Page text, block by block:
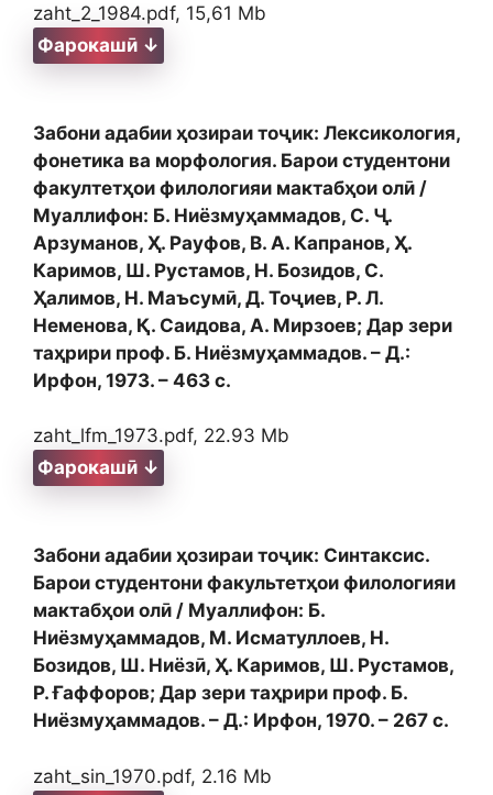
zaht_2_1984.pdf, 15,61 Mb
Фарокашӣ ↓
Забони адабии ҳозираи тоҷик: Лексикология,
фонетика ва морфология. Барои студентони
факултетҳои филологияи мактабҳои олӣ /
Муаллифон: Б. Ниёзмуҳаммадов, С. Ҷ.
Арзуманов, Ҳ. Рауфов, В. А. Капранов, Ҳ.
Каримов, Ш. Рустамов, Н. Бозидов, С.
Ҳалимов, Н. Маъсумӣ, Д. Тоҷиев, Р. Л.
Неменова, Қ. Саидова, А. Мирзоев; Дар зери
таҳрири проф. Б. Ниёзмуҳаммадов. – Д.:
Ирфон, 1973. – 463 с.
zaht_lfm_1973.pdf, 22.93 Mb
Фарокашӣ ↓
Забони адабии ҳозираи тоҷик: Синтаксис.
Барои студентони факультетҳои филологияи
мактабҳои олӣ / Муаллифон: Б.
Ниёзмуҳаммадов, М. Исматуллоев, Н.
Бозидов, Ш. Ниёзӣ, Ҳ. Каримов, Ш. Рустамов,
Р. Ғаффоров; Дар зери таҳрири проф. Б.
Ниёзмуҳаммадов. – Д.: Ирфон, 1970. – 267 с.
zaht_sin_1970.pdf, 2.16 Mb